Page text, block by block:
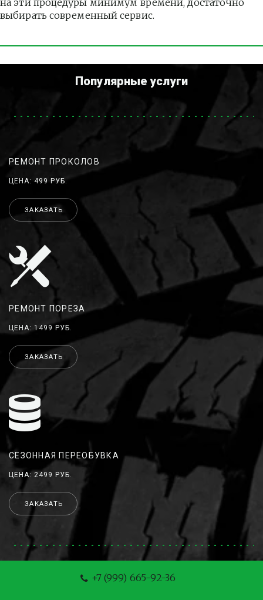
на эти процедуры минимум времени, достаточно
выбирать современный сервис.
Популярные услуги
РЕМОНТ ПРОКОЛОВ
ЦЕНА: 499 РУБ.
ЗАКАЗАТЬ
РЕМОНТ ПОРЕЗА
ЦЕНА: 1499 РУБ.
ЗАКАЗАТЬ
СЕЗОННАЯ ПЕРЕОБУВКА
ЦЕНА: 2499 РУБ.
ЗАКАЗАТЬ
+7 (999) 665-92-36